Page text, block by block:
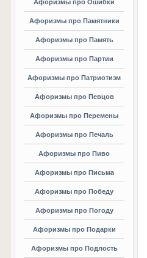
Афоризмы про Ошибки
Афоризмы про Памятники
Афоризмы про Память
Афоризмы про Партии
Афоризмы про Патриотизм
Афоризмы про Певцов
Афоризмы про Перемены
Афоризмы про Печаль
Афоризмы про Пиво
Афоризмы про Письма
Афоризмы про Победу
Афоризмы про Погоду
Афоризмы про Подарки
Афоризмы про Подлость